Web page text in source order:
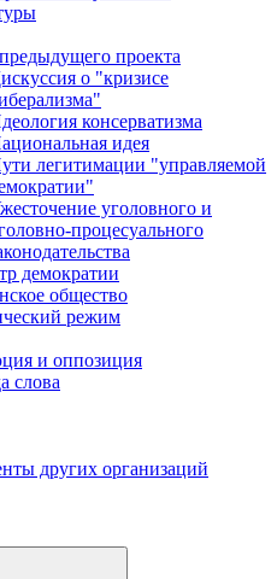
проекта
о "кризисе
консерватизма
идея
легитимации "управляемой
уголовного и
процесуального
демократии
общество
режим
и оппозиция
слова
других организаций